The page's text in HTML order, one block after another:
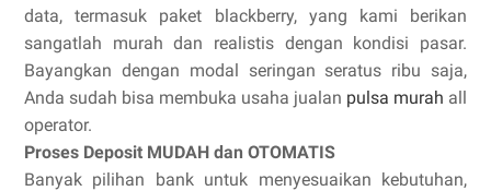
data, termasuk paket blackberry, yang kami berikan
sangatlah murah dan realistis dengan kondisi pasar.
Bayangkan dengan modal seringan seratus ribu saja,
Anda sudah bisa membuka usaha jualan pulsa murah all
operator.
Proses Deposit MUDAH dan OTOMATIS
Banyak pilihan bank untuk menyesuaikan kebutuhan,